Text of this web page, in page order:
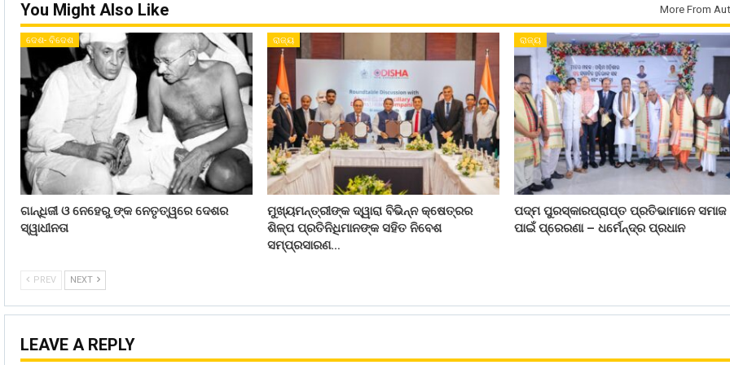
You Might Also Like More From
ଦେଶ- ବିଦେଶ
ଗାନ୍ଧିଜୀ ଓ ନେହେରୁ ଙ୍କ ନେତୃତ୍ୱରେ ଦେଶର
ସ୍ୱାଧୀନତା
ରାଜ୍ୟ
ମୁଖ୍ୟମନ୍ତ୍ରୀଙ୍କ ଦ୍ୱାରା ବିଭିନ୍ନ କ୍ଷେତ୍ରର
ଶିଳ୍ପ ପ୍ରତିନିଧିମାନଙ୍କ ସହିତ ନିବେଶ
ସମ୍ପ୍ରସାରଣ…
ରାଜ୍ୟ
ପଦ୍ମ ପୁରସ୍କାରପ୍ରାପ୍ତ ପ୍ରତିଭାମାନେ ସମାଜ
ପାଇଁ ପ୍ରେରଣା – ଧର୍ମେନ୍ଦ୍ର ପ୍ରଧାନ
PREV NEXT
LEAVE A REPLY